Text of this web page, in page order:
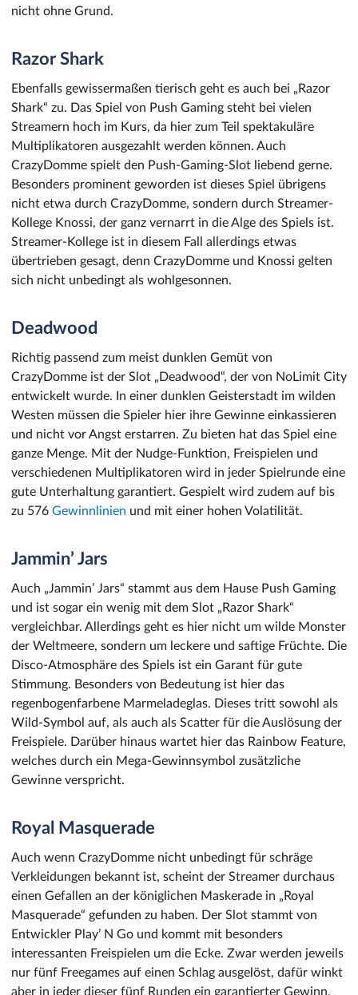
nicht ohne Grund.
Razor Shark
Ebenfalls gewissermaßen tierisch geht es auch bei „Razor
Shark“ zu. Das Spiel von Push Gaming steht bei vielen
Streamern hoch im Kurs, da hier zum Teil spektakuläre
Multiplikatoren ausgezahlt werden können. Auch
CrazyDomme spielt den Push-Gaming-Slot liebend gerne.
Besonders prominent geworden ist dieses Spiel übrigens
nicht etwa durch CrazyDomme, sondern durch Streamer-
Kollege Knossi, der ganz vernarrt in die Alge des Spiels ist.
Streamer-Kollege ist in diesem Fall allerdings etwas
übertrieben gesagt, denn CrazyDomme und Knossi gelten
sich nicht unbedingt als wohlgesonnen.
Deadwood
Richtig passend zum meist dunklen Gemüt von
CrazyDomme ist der Slot „Deadwood“, der von NoLimit City
entwickelt wurde. In einer dunklen Geisterstadt im wilden
Westen müssen die Spieler hier ihre Gewinne einkassieren
und nicht vor Angst erstarren. Zu bieten hat das Spiel eine
ganze Menge. Mit der Nudge-Funktion, Freispielen und
verschiedenen Multiplikatoren wird in jeder Spielrunde eine
gute Unterhaltung garantiert. Gespielt wird zudem auf bis
zu 576 Gewinnlinien und mit einer hohen Volatilität.
Jammin’ Jars
Auch „Jammin’ Jars“ stammt aus dem Hause Push Gaming
und ist sogar ein wenig mit dem Slot „Razor Shark“
vergleichbar. Allerdings geht es hier nicht um wilde Monster
der Weltmeere, sondern um leckere und saftige Früchte. Die
Disco-Atmosphäre des Spiels ist ein Garant für gute
Stimmung. Besonders von Bedeutung ist hier das
regenbogenfarbene Marmeladeglas. Dieses tritt sowohl als
Wild-Symbol auf, als auch als Scatter für die Auslösung der
Freispiele. Darüber hinaus wartet hier das Rainbow Feature,
welches durch ein Mega-Gewinnsymbol zusätzliche
Gewinne verspricht.
Royal Masquerade
Auch wenn CrazyDomme nicht unbedingt für schräge
Verkleidungen bekannt ist, scheint der Streamer durchaus
einen Gefallen an der königlichen Maskerade in „Royal
Masquerade“ gefunden zu haben. Der Slot stammt von
Entwickler Play’ N Go und kommt mit besonders
interessanten Freispielen um die Ecke. Zwar werden jeweils
nur fünf Freegames auf einen Schlag ausgelöst, dafür winkt
aber in jeder dieser fünf Runden ein garantierter Gewinn.